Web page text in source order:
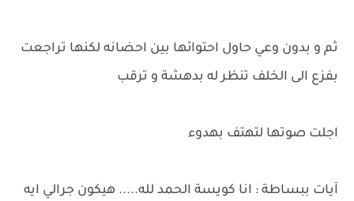
ثم و بدون وعي حاول احتوائها بين احضانه لكنها تراجعت
بفزع الى الخلف تنظر له بدهشة و ترقب
اجلت صوتها لتهتف بهدوء
آيات ببساطة : انا كويسة الحمد لله..... هيكون جرالي ايه